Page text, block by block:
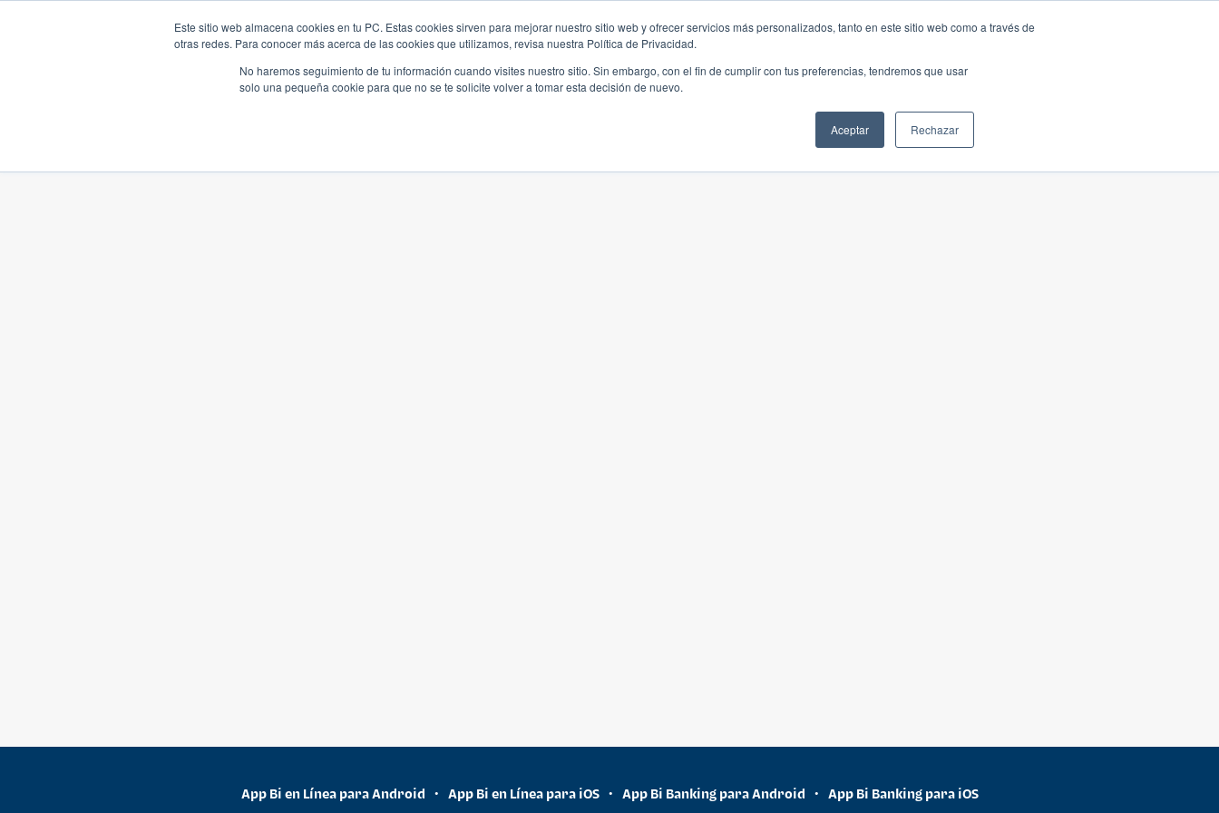
Este sitio web almacena cookies en tu PC. Estas cookies sirven para mejorar nuestro sitio web y ofrecer servicios más personalizados, tanto en este sitio web como a través de
otras redes. Para conocer más acerca de las cookies que utilizamos, revisa nuestra Política de Privacidad.
No haremos seguimiento de tu información cuando visites nuestro sitio. Sin embargo, con el fin de cumplir con tus preferencias, tendremos que usar
solo una pequeña cookie para que no se te solicite volver a tomar esta decisión de nuevo.
Aceptar Rechazar
App Bi en Línea para Android • App Bi en Línea para iOS • App Bi Banking para Android • App Bi Banking para iOS